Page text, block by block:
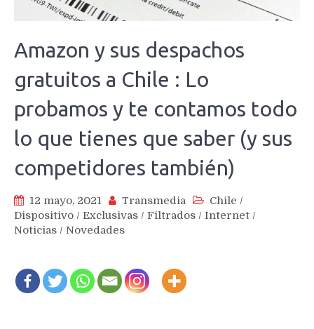
Amazon y sus despachos
gratuitos a Chile : Lo
probamos y te contamos todo
lo que tienes que saber (y sus
competidores también)
12 mayo, 2021 Transmedia Chile /
Dispositivo / Exclusivas / Filtrados / Internet /
Noticias / Novedades